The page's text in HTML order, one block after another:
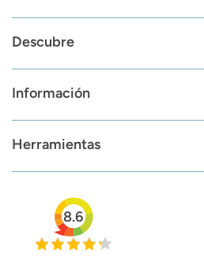
Descubre
Información
Herramientas
8.6